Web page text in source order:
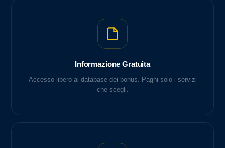
Informazione Gratuita
Accesso libero al database dei bonus. Paghi solo i servizi
che scegli.